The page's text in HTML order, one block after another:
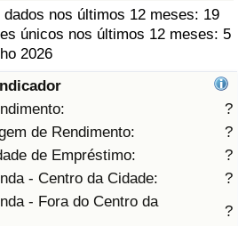
nos últimos 12 meses: 19
únicos nos últimos 12 meses: 5
2026
?
de Rendimento:
?
de Empréstimo:
?
- Centro da Cidade:
?
- Fora do Centro da
?
País
(Atual)